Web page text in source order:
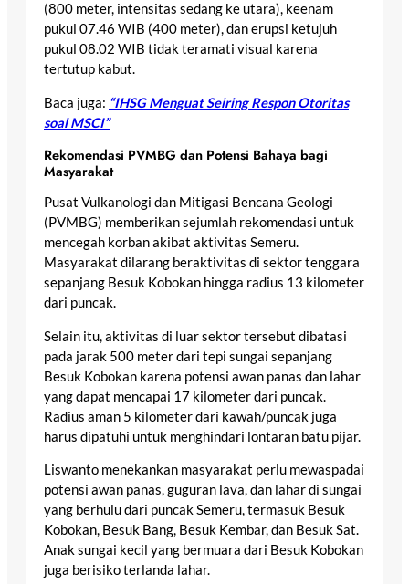
(800 meter, intensitas sedang ke utara), keenam
pukul 07.46 WIB (400 meter), dan erupsi ketujuh
pukul 08.02 WIB tidak teramati visual karena
tertutup kabut.
Baca juga: “IHSG Menguat Seiring Respon Otoritas
soal MSCI”
Rekomendasi PVMBG dan Potensi Bahaya bagi
Masyarakat
Pusat Vulkanologi dan Mitigasi Bencana Geologi
(PVMBG) memberikan sejumlah rekomendasi untuk
mencegah korban akibat aktivitas Semeru.
Masyarakat dilarang beraktivitas di sektor tenggara
sepanjang Besuk Kobokan hingga radius 13 kilometer
dari puncak.
Selain itu, aktivitas di luar sektor tersebut dibatasi
pada jarak 500 meter dari tepi sungai sepanjang
Besuk Kobokan karena potensi awan panas dan lahar
yang dapat mencapai 17 kilometer dari puncak.
Radius aman 5 kilometer dari kawah/puncak juga
harus dipatuhi untuk menghindari lontaran batu pijar.
Liswanto menekankan masyarakat perlu mewaspadai
potensi awan panas, guguran lava, dan lahar di sungai
yang berhulu dari puncak Semeru, termasuk Besuk
Kobokan, Besuk Bang, Besuk Kembar, dan Besuk Sat.
Anak sungai kecil yang bermuara dari Besuk Kobokan
juga berisiko terlanda lahar.